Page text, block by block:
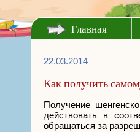
Главная
22.03.2014
Как получить
Получение
действовать в
обращаться за